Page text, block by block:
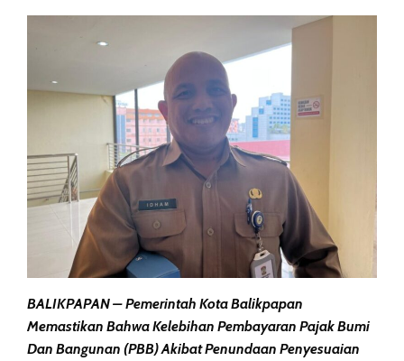
BALIKPAPAN– Pemerintah Kota Balikpapan
Memastikan Bahwa Kelebihan Pembayaran Pajak Bumi
Dan Bangunan (PBB)Akibat Penundaan Penyesuaian